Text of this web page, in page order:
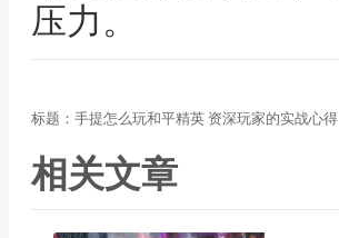
压力。
标题：手提怎么玩和平精英 资深玩家的实战心得
相关文章